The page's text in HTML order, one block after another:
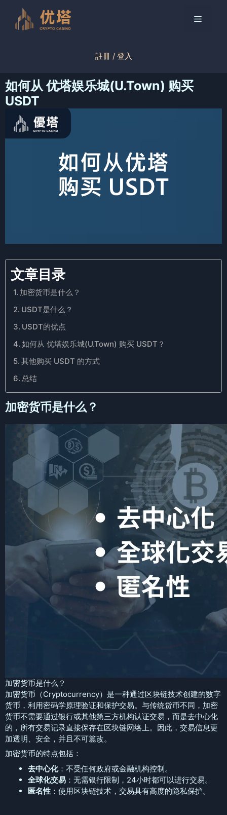
菜
註冊 / 登入
如何从 优塔娱乐城(U.Town) 购买
USDT
文章目录
加密货币是什么？
USDT是什么？
USDT的优点
如何从 优塔娱乐城(U.Town) 购买 USDT？
其他购买 USDT 的方式
总结
加密货币是什么？
加密货币是什么？
加密货币（Cryptocurrency）是一种通过区块链技术创建的数字
货币，利用密码学原理验证和保护交易。与传统货币不同，加密
货币不需要通过银行或其他第三方机构认证交易，而是去中心化
的，所有交易记录直接保存在区块链网络上。因此，交易信息更
加透明、安全，并且不可篡改。
加密货币的特点包括：
去中心化：不受任何政府或金融机构控制。
全球化交易 ：无需银行限制，24小时都可以进行交易。
匿名性 ：使用区块链技术，交易具有高度的隐私保护。